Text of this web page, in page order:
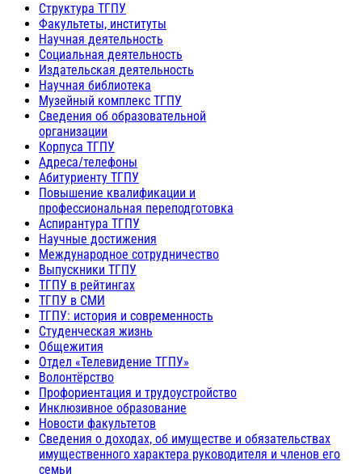
Структура ТГПУ
Факультеты, институты
Научная деятельность
Социальная деятельность
Издательская деятельность
Научная библиотека
Музейный комплекс ТГПУ
Сведения об образовательной
организации
Корпуса ТГПУ
Адреса/телефоны
Абитуриенту ТГПУ
Повышение квалификации и
профессиональная переподготовка
Аспирантура ТГПУ
Научные достижения
Международное сотрудничество
Выпускники ТГПУ
ТГПУ в рейтингах
ТГПУ в СМИ
ТГПУ: история и современность
Студенческая жизнь
Общежития
Отдел «Телевидение ТГПУ»
Волонтёрство
Профориентация и трудоустройство
Инклюзивное образование
Новости факультетов
Сведения о доходах, об имуществе и обязательствах
имущественного характера руководителя и членов его
семьи